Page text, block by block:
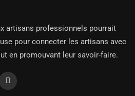
artisans professionnels pourrait
pour connecter les artisans avec
en promouvant leur savoir-faire.